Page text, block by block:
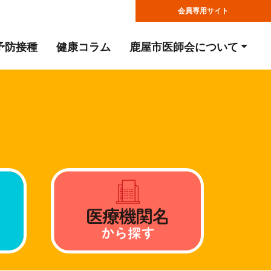
会員専用サイト
防接種 健康コラム 鹿屋市医師会について